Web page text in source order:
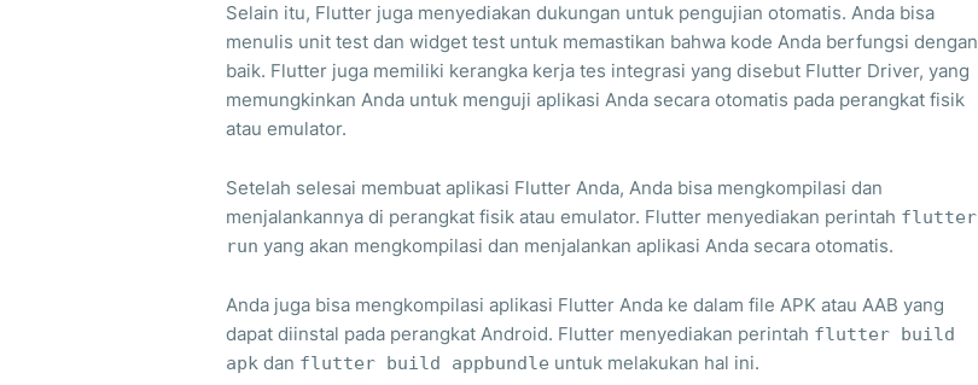
Selain itu, Flutter juga menyediakan dukungan untuk pengujian otomatis. Anda bisa
menulis unit test dan widget test untuk memastikan bahwa kode Anda berfungsi dengan
baik. Flutter juga memiliki kerangka kerja tes integrasi yang disebut Flutter Driver, yang
memungkinkan Anda untuk menguji aplikasi Anda secara otomatis pada perangkat fisik
atau emulator.
Setelah selesai membuat aplikasi Flutter Anda, Anda bisa mengkompilasi dan
menjalankannya di perangkat fisik atau emulator. Flutter menyediakan perintah flutter
run yang akan mengkompilasi dan menjalankan aplikasi Anda secara otomatis.
Anda juga bisa mengkompilasi aplikasi Flutter Anda ke dalam file APK atau AAB yang
dapat diinstal pada perangkat Android. Flutter menyediakan perintah flutter build
apk dan flutter build appbundle untuk melakukan hal ini.